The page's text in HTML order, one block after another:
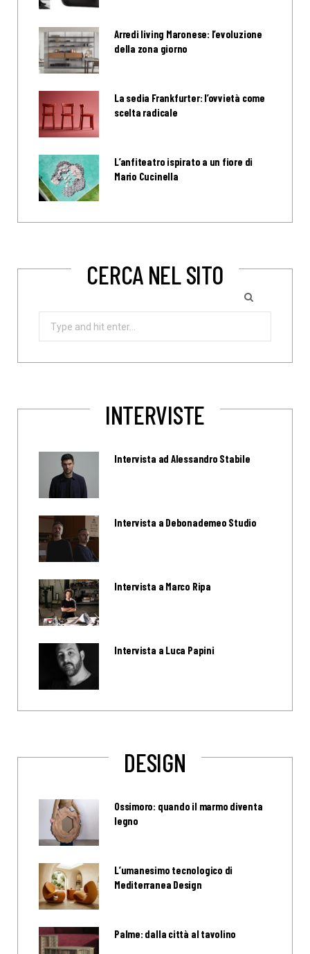
Arredi living Maronese: l’evoluzione
della zona giorno
La sedia Frankfurter: l’ovvietà come
scelta radicale
L’anfiteatro ispirato a un fiore di
Mario Cucinella
CERCA NEL SITO
INTERVISTE
Intervista ad Alessandro Stabile
Intervista a Debonademeo Studio
Intervista a Marco Ripa
Intervista a Luca Papini
DESIGN
Ossimoro: quando il marmo diventa
legno
L’umanesimo tecnologico di
Mediterranea Design
Palme: dalla città al tavolino